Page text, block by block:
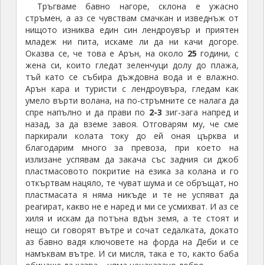
Тръгваме бавно нагоре, склона е ужасно
стръмен, а аз се чувствам смачкан и изведнъж от
нищото изниква един син лендроувър и приятен
младеж ни пита, искаме ли да ни качи догоре.
Оказва се, че това е Арън, на около 25 години, с
жена си, които гледат зеленчуци долу до плажа,
тъй като се събира дъждовна вода и е влажно.
Арън кара и туристи с лендроувъра, гледам как
умело върти волана, на по-стръмните се налага да
спре напълно и да прави по 2-3 зиг-зага напред и
назад, за да вземе завоя. Отговарям му, че сме
паркирали колата току до ей оная църква и
благодарим много за превоза, при което на
излизане успявам да закача със задния си джоб
пластмасовото покритие на езика за колана и го
откъртвам нацяло, те чуват шума и се обръщат, но
пластмасата я няма никъде и те не успяват да
реагират, какво не е наред и ми се усмихват. И аз се
хиля и искам да потъна вдън земя, а те стоят и
нещо си говорят вътре и сочат седалката, докато
аз бавно вадя ключовете на форда на Деби и се
намъквам вътре. И си мисля, така е то, както баба